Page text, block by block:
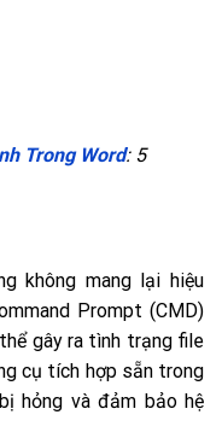
Trong Word: 5
không mang lại hiệu
Prompt (CMD)
gây ra tình trạng file
cụ tích hợp sẵn trong
hỏng và đảm bảo hệ